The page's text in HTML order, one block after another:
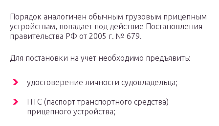
Порядок аналогичен обычным грузовым прицепным
устройствам, попадает под действие Постановления
правительства РФ от 2005 г. № 679.
Для постановки на учет необходимо предъявить:
удостоверение личности судовладельца;
ПТС (паспорт транспортного средства)
прицепного устройства;